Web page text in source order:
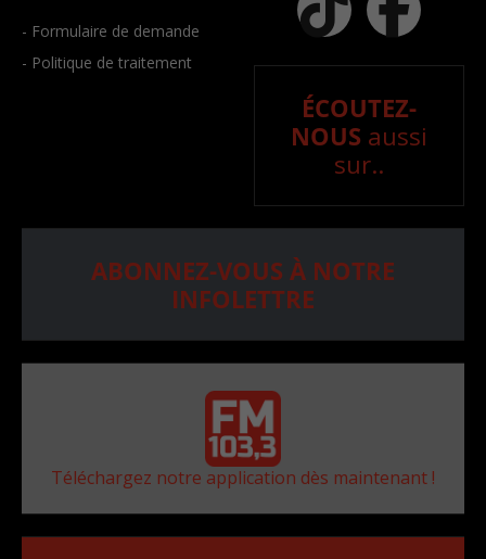
- Formulaire de demande
- Politique de traitement
ÉCOUTEZ-
NOUS aussi
sur..
ABONNEZ-VOUS À NOTRE
INFOLETTRE
Téléchargez notre application dès maintenant !